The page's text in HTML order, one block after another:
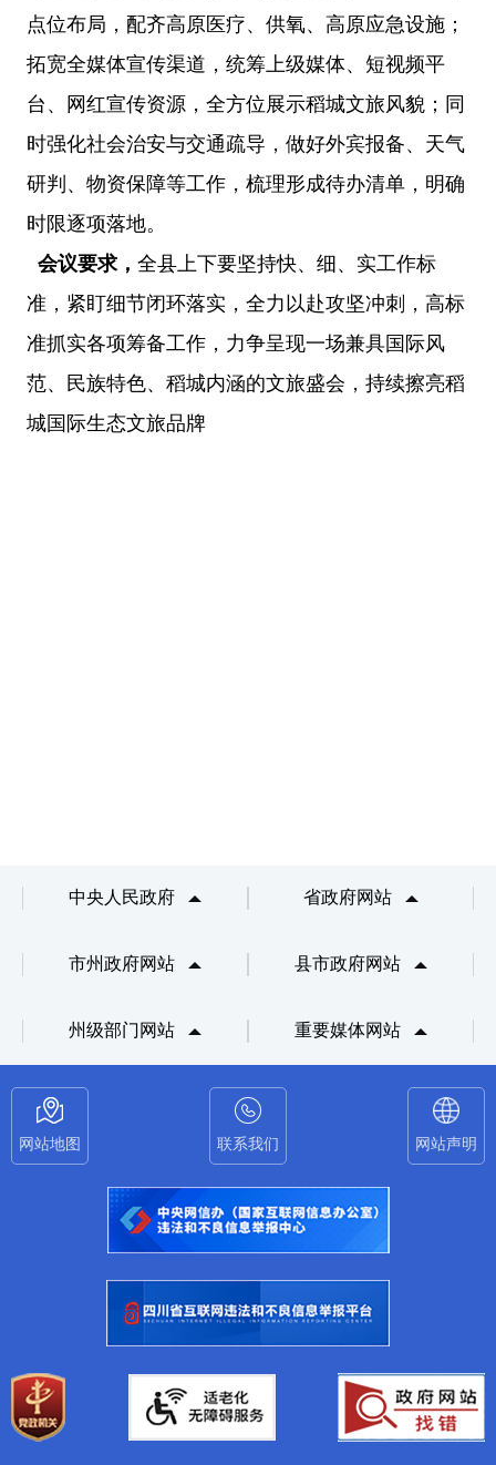
点位布局，配齐高原医疗、供氧、高原应急设施；
拓宽全媒体宣传渠道，统筹上级媒体、短视频平
台、网红宣传资源，全方位展示稻城文旅风貌；同
时强化社会治安与交通疏导，做好外宾报备、天气
研判、物资保障等工作，梳理形成待办清单，明确
时限逐项落地。
会议要求， 全县上下要坚持快、细、实工作标
准，紧盯细节闭环落实，全力以赴攻坚冲刺，高标
准抓实各项筹备工作，力争呈现一场兼具国际风
范、民族特色、稻城内涵的文旅盛会，持续擦亮稻
城国际生态文旅品牌
中央人民政府 省政府网站
市州政府网站 县市政府网站
州级部门网站 重要媒体网站
网站地图 联系我们 网站声明